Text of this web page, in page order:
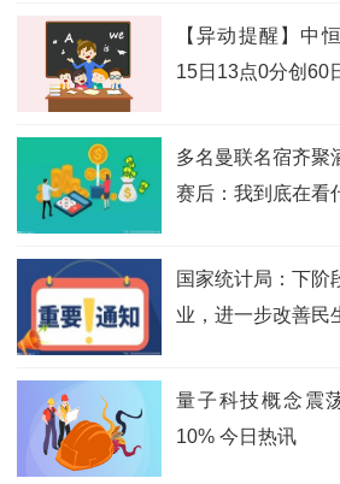
【异动提醒】中
15日13点0分创60
多名曼联名宿齐聚
赛后：我到底在看
国家统计局：下阶
业，进一步改善民
量子科技概念震
10% 今日热讯